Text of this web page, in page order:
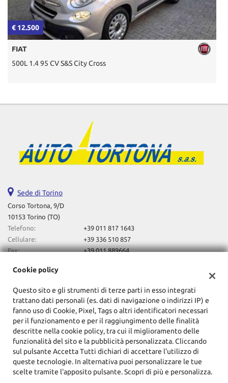
€ 12.500
FIAT
500L 1.4 95 CV S&S City Cross
Sede di Torino
Corso Tortona, 9/D
10153 Torino (TO)
Telefono:
+39 011 817 1643
Cellulare:
+39 336 510 857
Fax:
+39 011 889664
Indicazioni stradali
Dati fiscali:
F.Lli Lovero Automobili Sas Di Davide Lovero & C
Corso Tortona, 9/D, Torino (TO)
C.F/P.IVA:10857720014
Registro delle imprese:TO
Cookie policy
Questo sito e gli strumenti di terze parti in esso integrati
trattano dati personali (es. dati di navigazione o indirizzi IP) e
fanno uso di Cookie, Pixel, Tags o altri identificatori necessari
per il funzionamento e per il raggiungimento delle finalità
descritte nella cookie policy, tra cui il miglioramento delle
funzionalità del sito e la pubblicità personalizzata. Cliccando
sul pulsante Accetta Tutti dichiari di accettare l'utilizzo di
queste tecnologie. In alternativa puoi personalizzare le tue
scelte tramite l'apposito pulsante. Scopri di più e personalizza.